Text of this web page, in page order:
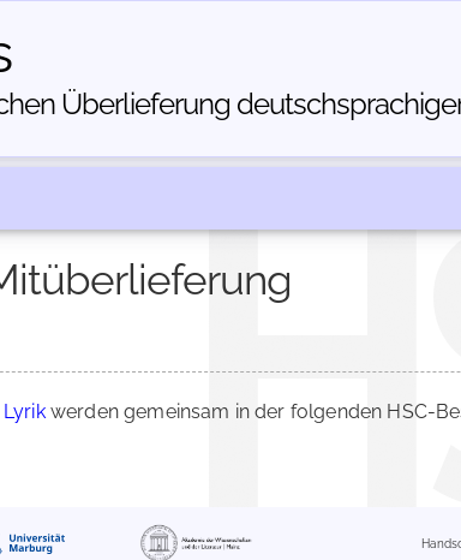
Über­lieferung
werden gemeinsam in der folgenden HSC-